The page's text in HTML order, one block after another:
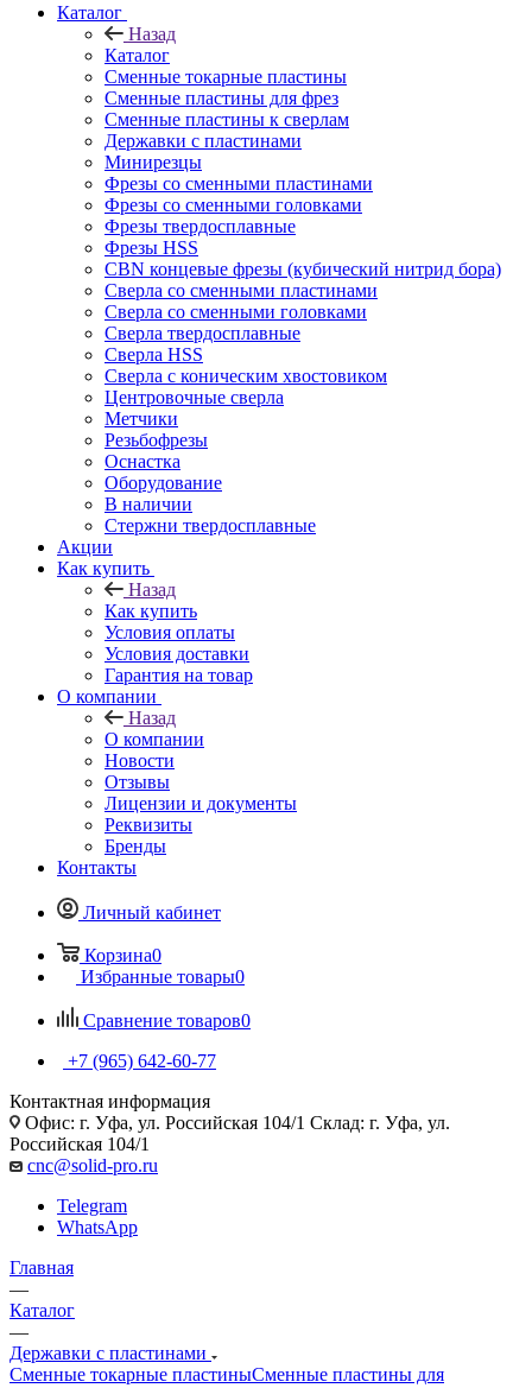
Каталог
Назад
Каталог
Сменные токарные пластины
Сменные пластины для фрез
Сменные пластины к сверлам
Державки с пластинами
Минирезцы
Фрезы со сменными пластинами
Фрезы со сменными головками
Фрезы твердосплавные
Фрезы HSS
CBN концевые фрезы (кубический нитрид бора)
Сверла со сменными пластинами
Сверла со сменными головками
Сверла твердосплавные
Сверла HSS
Сверла с коническим хвостовиком
Центровочные сверла
Метчики
Резьбофрезы
Оснастка
Оборудование
В наличии
Стержни твердосплавные
Акции
Как купить
Назад
Как купить
Условия оплаты
Условия доставки
Гарантия на товар
О компании
Назад
О компании
Новости
Отзывы
Лицензии и документы
Реквизиты
Бренды
Контакты
Личный кабинет
Корзина0
Избранные товары0
Сравнение товаров0
+7 (965) 642-60-77
Контактная информация
Офис: г. Уфа, ул. Российская 104/1 Склад: г. Уфа, ул.
Российская 104/1
cnc@solid-pro.ru
Telegram
WhatsApp
Главная
—
Каталог
—
Державки с пластинами
Сменные токарные пластиныСменные пластины для